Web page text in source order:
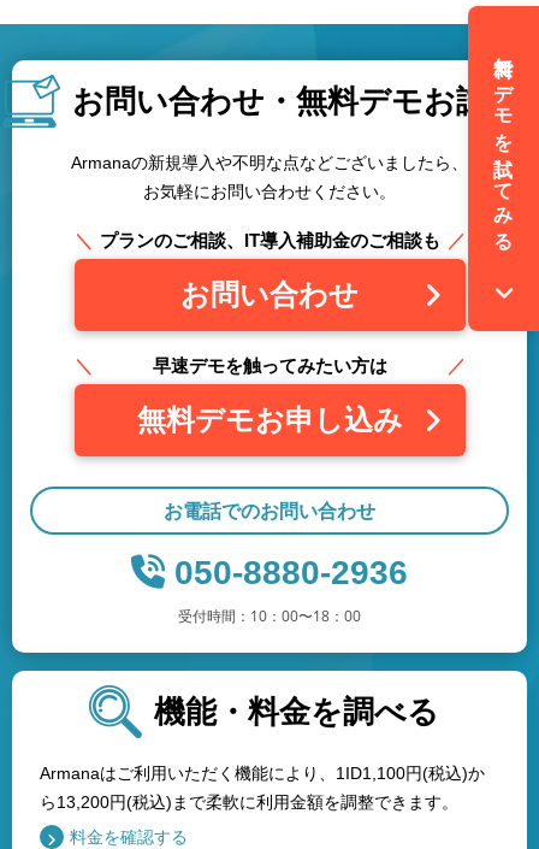
お問い合わせ・ 無料デモお試し
Armanaの新規導入や不明な点などございましたら、
お気軽にお問い合わせください。
プランのご相談、IT導入補助金のご相談も
お問い合わせ
早速デモを触ってみたい方は
無料デモお申し込み
お電話でのお問い合わせ
050-8880-2936
受付時間：10：00〜18：00
機能・料金を調べる
Armanaはご利用いただく機能により、1ID1,100円(税込)か
ら13,200円(税込)まで柔軟に利用金額を調整できます。
料金を確認する
無料でデモを試してみる